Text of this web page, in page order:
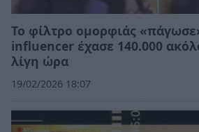
Το φίλτρο ομορφιάς
influencer έχασε 140.000
λίγη ώρα
19/02/2026 18:07